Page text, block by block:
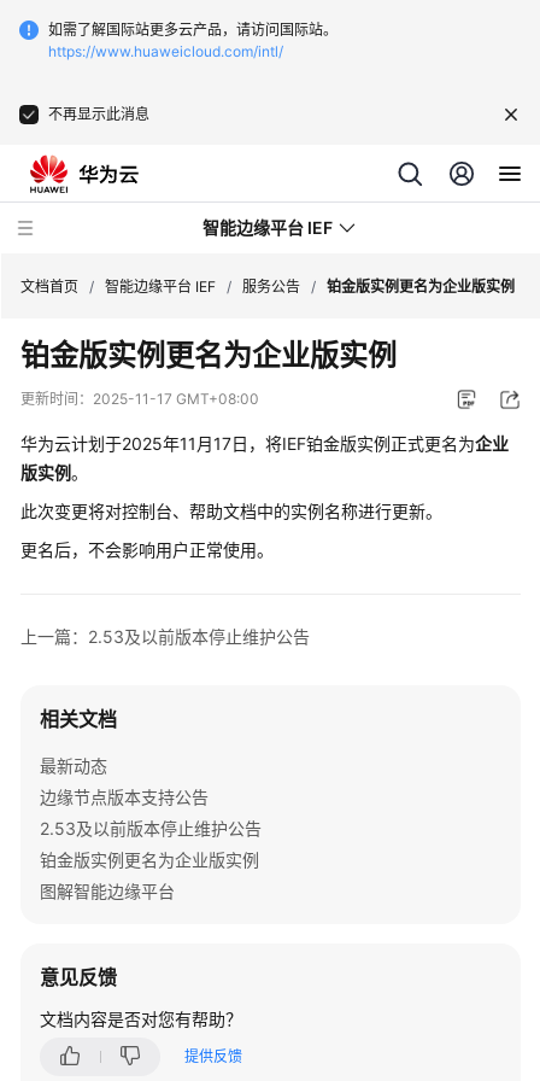
如需了解国际站更多云产品，请访问国际站。
https://www.huaweicloud.com/intl/
不再显示此消息
智能边缘平台 IEF
最
新
态
务
公
边
点
本
支
持
告
节
点
版
本
文档首页 / 智能边缘平台 IEF / 服务公告 / 铂金版实例更名为企业版实例
铂金版实例更名为企业版实例
更新时间： 2025-11-17 GMT+08:00
华为云计划于2025年11月17日，将IEF铂金版实例正式更名为企业
版实例。
此次变更将对控制台、帮助文档中的实例名称进行更新。
更名后，不会影响用户正常使用。
上一篇：2.53及以前版本停止维护公告
相关文档
最新动态
边缘节点版本支持公告
2.53及以前版本停止维护公告
铂金版实例更名为企业版实例
图解智能边缘平台
意见反馈
文档内容是否对您有帮助？
提供反馈